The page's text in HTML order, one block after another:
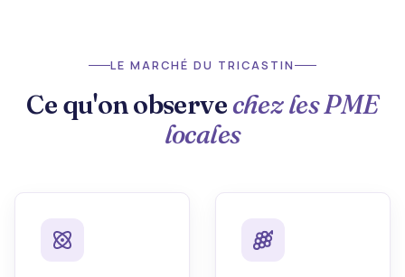
LE MARCHÉ DU TRICASTIN
Ce qu'on observechez les PME
locales